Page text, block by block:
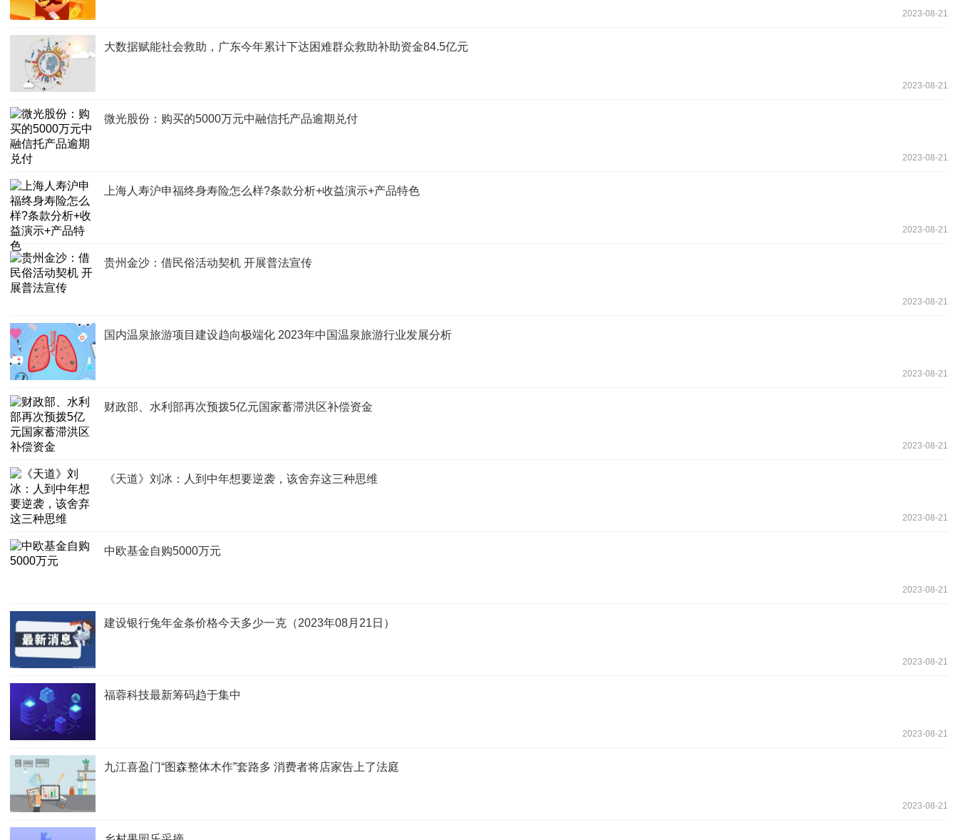
2023-08-21
大数据赋能社会救助，广东今年累计下达困难群众救助补助资金84.5亿元
2023-08-21
微光股份：购买的5000万元中融信托产品逾期兑付
2023-08-21
上海人寿沪申福终身寿险怎么样?条款分析+收益演示+产品特色
2023-08-21
贵州金沙：借民俗活动契机 开展普法宣传
2023-08-21
国内温泉旅游项目建设趋向极端化 2023年中国温泉旅游行业发展分析
2023-08-21
财政部、水利部再次预拨5亿元国家蓄滞洪区补偿资金
2023-08-21
《天道》刘冰：人到中年想要逆袭，该舍弃这三种思维
2023-08-21
中欧基金自购5000万元
2023-08-21
建设银行兔年金条价格今天多少一克（2023年08月21日）
2023-08-21
福蓉科技最新筹码趋于集中
2023-08-21
九江喜盈门“图森整体木作”套路多 消费者将店家告上了法庭
2023-08-21